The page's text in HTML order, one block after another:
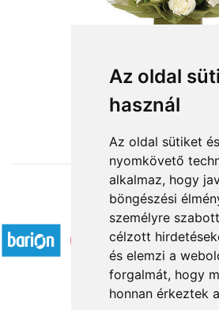
Az oldal
használ
Az oldal sütiket
nyomkövető
alkalmaz, hogy
böngészési
személyre
célzott
és elemzi a
forgalmát, hogy
honnan érkeztek
from HUF29,960
Accepted payment